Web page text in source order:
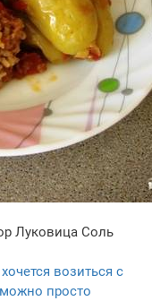
Луковица Соль
возиться с
просто